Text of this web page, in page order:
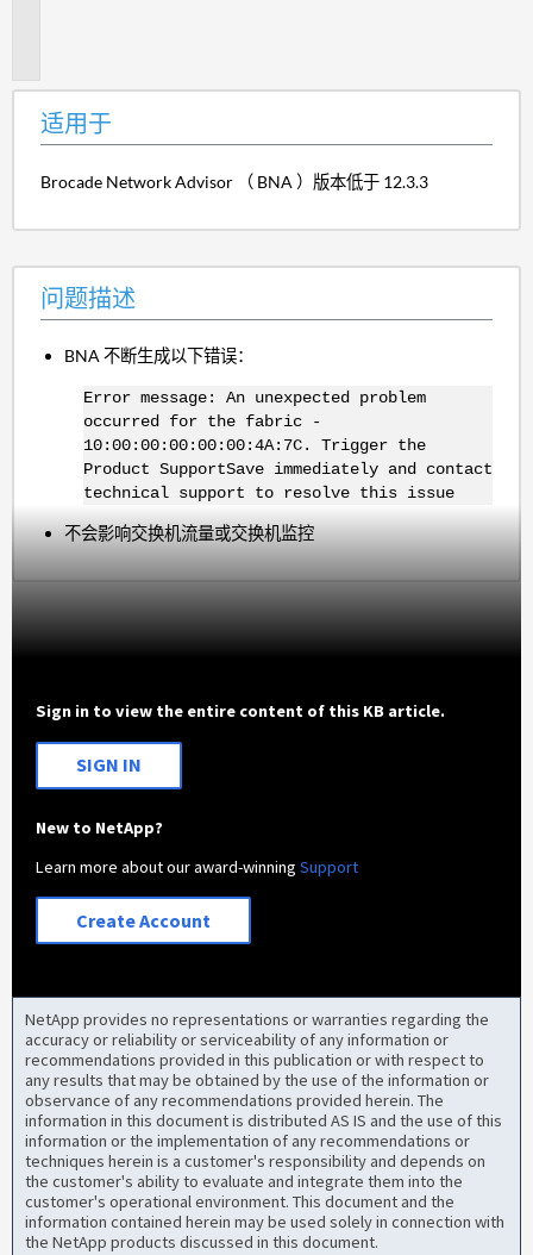
适用于
Brocade Network Advisor （ BNA ）版本低于 12.3.3
问题描述
BNA 不断生成以下错误：
Error message: An unexpected problem
occurred for the fabric -
10:00:00:00:00:00:4A:7C. Trigger the
Product SupportSave immediately and contact
technical support to resolve this issue
不会影响交换机流量或交换机监控
Sign in to view the entire content of this KB article.
SIGN IN
New to NetApp?
Learn more about our award-winningSupport
Create Account
NetApp provides no representations or warranties regarding the
accuracy or reliability or serviceability of any information or
recommendations provided in this publication or with respect to
any results that may be obtained by the use of the information or
observance of any recommendations provided herein. The
information in this document is distributed AS IS and the use of this
information or the implementation of any recommendations or
techniques herein is a customer's responsibility and depends on
the customer's ability to evaluate and integrate them into the
customer's operational environment. This document and the
information contained herein may be used solely in connection with
the NetApp products discussed in this document.